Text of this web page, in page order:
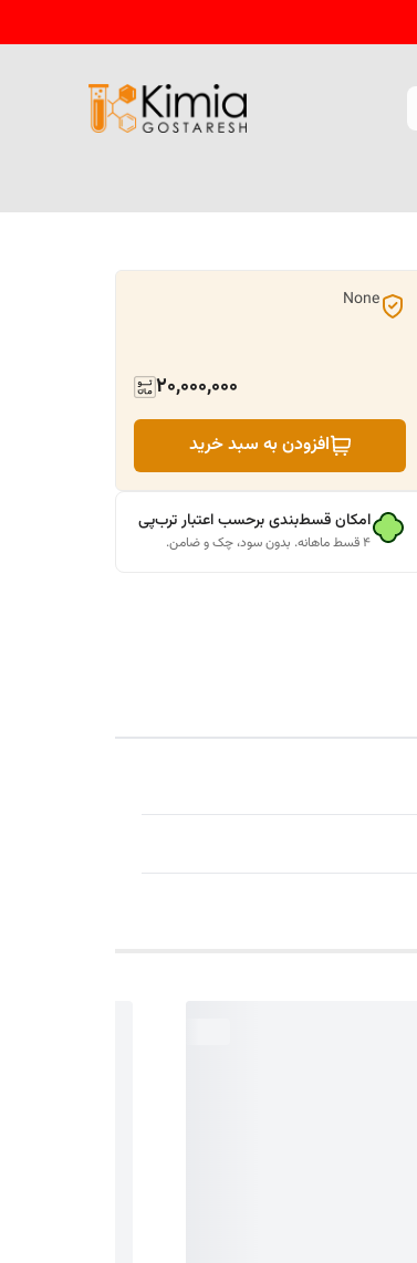
None
20,000,000
افزودن به سبد خرید
امکان قسط‌بندی برحسب اعتبار ترب‌پی
۴ قسط ماهانه. بدون سود، چک و ضامن.